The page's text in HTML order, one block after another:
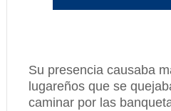
Su presencia causaba
lugareños que se
caminar por las